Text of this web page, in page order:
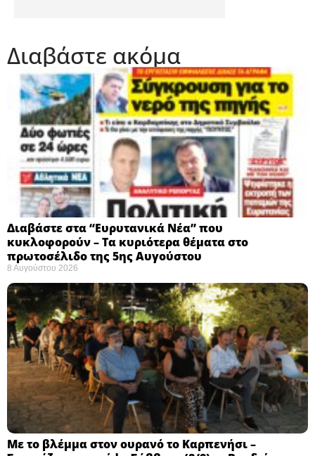
Διαβάστε ακόμα
Διαβάστε στα “Ευρυτανικά Νέα” που
κυκλοφορούν – Τα κυριότερα θέματα στο
πρωτοσέλιδο της 5ης Αυγούστου
8 Αυγούστου 2026
Με το βλέμμα στον ουρανό το Καρπενήσι –